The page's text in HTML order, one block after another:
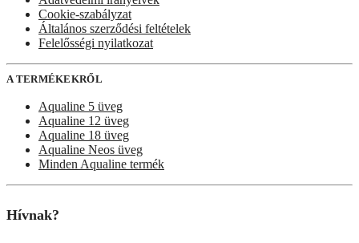
Cookie-szabályzat
Általános szerződési feltételek
Felelősségi nyilatkozat
A TERMÉKEKRŐL
Aqualine 5 üveg
Aqualine 12 üveg
Aqualine 18 üveg
Aqualine Neos üveg
Minden Aqualine termék
Hívnak?